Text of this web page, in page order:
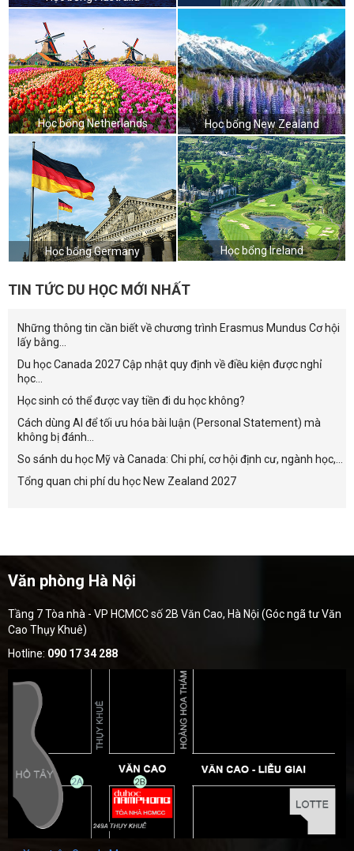
Học bổng Netherlands Học bổng New Zealand
Học bổng Germany Học bổng Ireland
TIN TỨC DU HỌC MỚI NHẤT
Những thông tin cần biết về chương trình Erasmus Mundus Cơ hội
lấy bằng...
Du học Canada 2027 Cập nhật quy định về điều kiện được nghỉ
học...
Học sinh có thể được vay tiền đi du học không?
Cách dùng AI để tối ưu hóa bài luận (Personal Statement) mà
không bị đánh...
So sánh du học Mỹ và Canada: Chi phí, cơ hội định cư, ngành học,...
Tổng quan chi phí du học New Zealand 2027
Văn phòng Hà Nội
Tầng 7 Tòa nhà - VP HCMCC số 2B Văn Cao, Hà Nội (Góc ngã tư Văn
Cao Thụy Khuê)
Hotline: 090 17 34 288